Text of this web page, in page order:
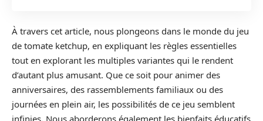
À travers cet article, nous plongeons dans le monde du jeu
de tomate ketchup, en expliquant les règles essentielles
tout en explorant les multiples variantes qui le rendent
d’autant plus amusant. Que ce soit pour animer des
anniversaires, des rassemblements familiaux ou des
journées en plein air, les possibilités de ce jeu semblent